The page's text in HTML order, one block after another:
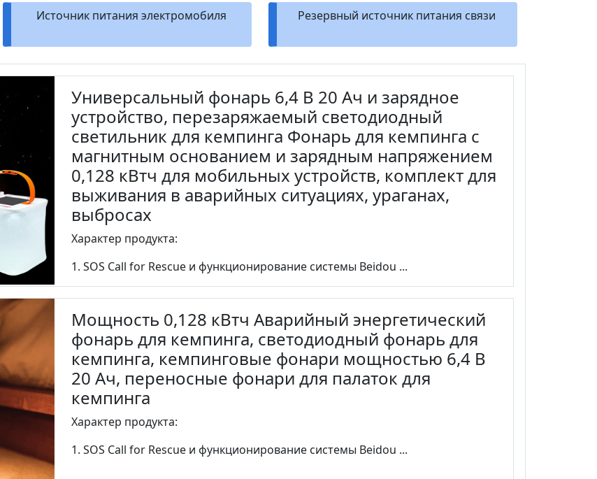
Источник питания электромобиля Резервный источник питания связи
Универсальный фонарь 6,4 В 20 Ач и зарядное
устройство, перезаряжаемый светодиодный
светильник для кемпинга Фонарь для кемпинга с
магнитным основанием и зарядным напряжением
0,128 кВтч для мобильных устройств, комплект для
выживания в аварийных ситуациях, ураганах,
выбросах
Характер продукта:
1. SOS Call for Rescue и функционирование системы Beidou ...
Мощность 0,128 кВтч Аварийный энергетический
фонарь для кемпинга, светодиодный фонарь для
кемпинга, кемпинговые фонари мощностью 6,4 В
20 Ач, переносные фонари для палаток для
кемпинга
Характер продукта:
1. SOS Call for Rescue и функционирование системы Beidou ...